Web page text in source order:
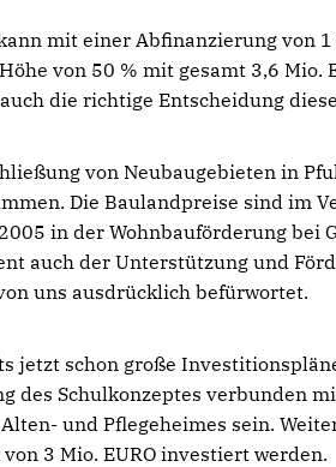
mit einer Abfinanzierung von 1
von 50 % mit gesamt 3,6 Mio.
die richtige Entscheidung
von Neubaugebieten in
Die Baulandpreise sind im
in der Wohnbauförderung
auch der Unterstützung und
uns ausdrücklich befürwortet.
jetzt schon große
des Schulkonzeptes verbunden
und Pflegeheimes sein.
3 Mio. EURO investiert werden.